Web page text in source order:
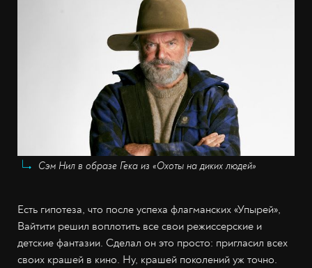
Сэм Нил в образе Гека из «Охоты на диких людей»
Есть гипотеза, что после успеха флагманских «Упырей»,
Вайтити решил воплотить все свои режиссерские и
детские фантазии. Сделал он это просто: пригласил всех
своих крашей в кино. Ну, крашей поколений уж точно.